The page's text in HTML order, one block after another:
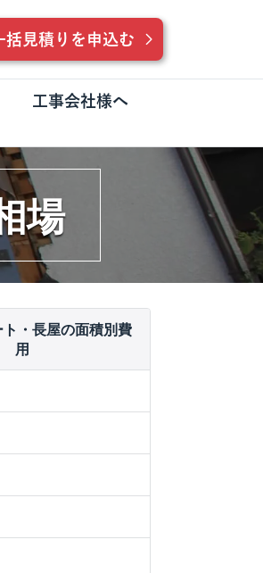
括見積りを申込む
工事会社様へ
場
・長屋の面積別費
用